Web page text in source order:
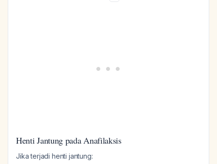
Henti Jantung pada Anafilaksis
Jika terjadi henti jantung: